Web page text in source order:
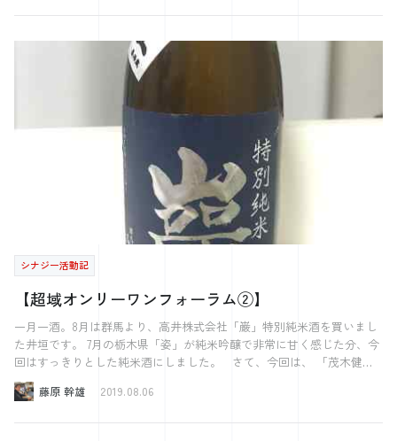
の第3回です。 カリスマ美容師→クリーニングマスターに続き、 3人目
に取り上げるのは、スーパー検査員Kさん。 彼女は弊社シナジーの派遣
スタッフとして、 日夜（常夜勤ですが）製品の品質を守っています。
Kさんがうちの面接に来てくれたのは、2年前の春でした。 当時は東広
島市外に住んでいたKさん。 なぜ引っ越してまで働こうと思ったのか、
聞いてみました。 後藤「あらためて、なんで派遣スタッフとして うち
で働こうと思ったんですか？」 Kさん「うーん、まずは実家を出ようと
思って、 知り合いのいる東広島で仕事を探してたんだよね」 後藤「な
るほど、場所から絞っていったんですね」 Kさん「あとは正社員以外の
仕事がよかった」 後藤「あ、正社員は選択肢から外してたんです
か？」 Kさん「そう、正社員として働いたこともあったけど 自分には
合わないと気づいちゃった」 後藤「性に合わない(笑)」 Kさん「だか
ら、派遣の仕事をネットで調べてみたんだよね」 後藤「そこで、うち
の求人を見つけた？」 Kさん「そうそう！」 後藤「やっぱり時給が高
い仕事を探してたんですか？」 Kさん「いや、ほどほどのところ」 後
藤「ほどほど」 Kさん「時給が高すぎると、キツイ仕事の可能性が高い
し 逆に低すぎると生活できないからね」 後藤「意外と手堅い･･･」 K
さん「失礼な！(笑)それで、シナジーをネットで調べた」 後藤「調べた
んですか！？」 Kさん「意外と手堅いでしょ？ 調べてみると、評判も
悪くなかったから応募してみたの」 後藤「そこで出会ったのが･･･」 K
さん「後藤さん！」 後藤「ありがとうございます」 Kさん「実際、気
シナジー活動記
【超域オンリーワンフォーラム②】
一月一酒。8月は群馬より、高井株式会社「巌」特別純米酒を買いまし
た井垣です。 7月の栃木県「姿」が純米吟醸で非常に甘く感じた分、今
回はすっきりとした純米酒にしました。 さて、今回は、 「茂木健一
郎の超域オンリーワンフォーラム」 の公聴レポートの続きです。 茂木
健一郎さん・西田二郎さんと各企業とのトークセッションは、大きく3
藤原 幹雄 2019.08.06